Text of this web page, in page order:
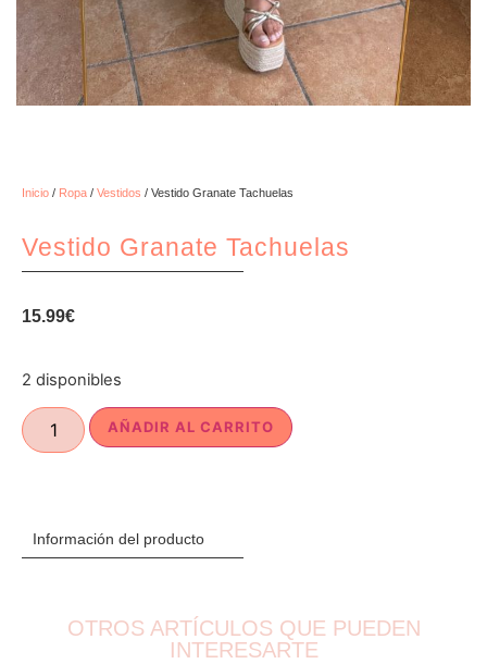
Inicio / Ropa / Vestidos / Vestido Granate Tachuelas
Vestido Granate Tachuelas
15.99€
2 disponibles
AÑADIR AL CARRITO
Información del producto
OTROS ARTÍCULOS QUE PUEDEN
INTERESARTE